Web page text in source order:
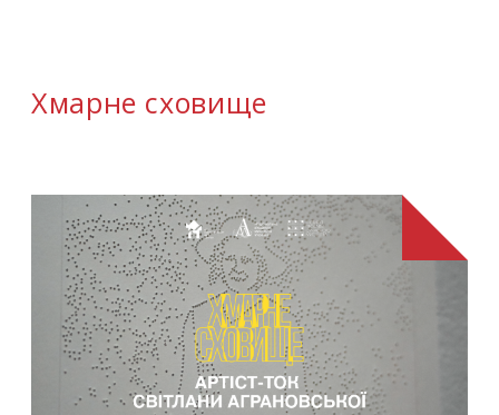
Хмарне сховище